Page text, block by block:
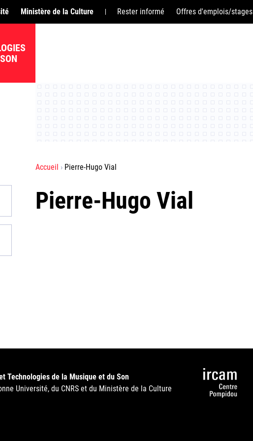
Ministère de la Culture Rester informé Offres d'emplois/stages
Accueil Pierre-Hugo Vial
Pierre-Hugo Vial
Technologies de la Musique et du Son
Université, du CNRS et du Ministère de la Culture